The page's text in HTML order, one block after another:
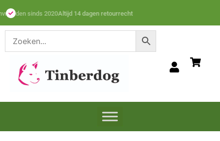
Dierenvrienden sinds 2020